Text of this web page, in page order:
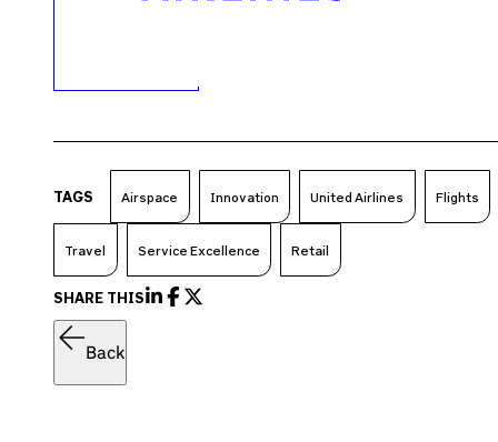
TAGS Airspace Innovation United Airlines Flights
Travel Service Excellence Retail
SHARE THIS
Back